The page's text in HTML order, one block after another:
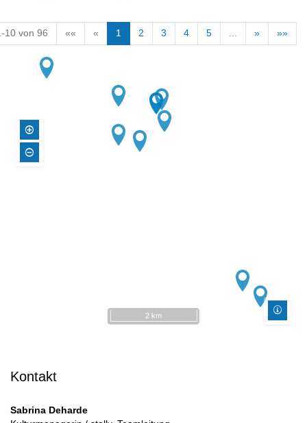
10 von 96 «« « 1 2 3 4 5 » »»
2 km
Kontakt
Sabrina Deharde